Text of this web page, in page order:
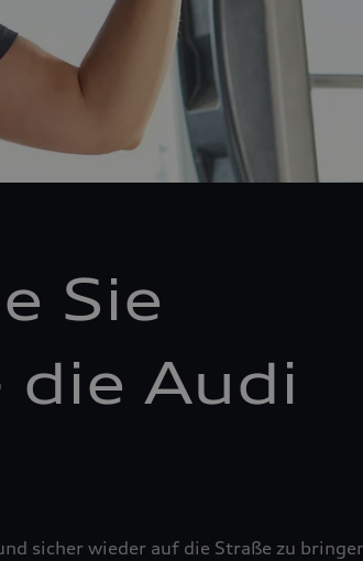
Sie
Audi
sicher wieder auf die Straße zu